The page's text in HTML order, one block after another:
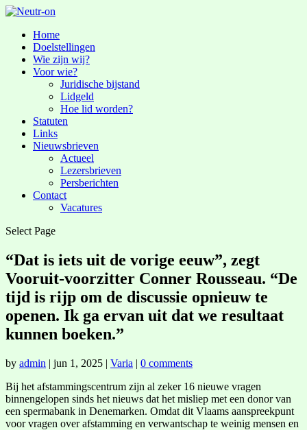
Home
Doelstellingen
Wie zijn wij?
Voor wie?
Juridische bijstand
Lidgeld
Hoe lid worden?
Statuten
Links
Nieuwsbrieven
Actueel
Lezersbrieven
Persberichten
Contact
Vacatures
Select Page
“Dat is iets uit de vorige eeuw”, zegt
Vooruit-voorzitter Conner Rousseau. “De
tijd is rijp om de discussie opnieuw te
openen. Ik ga ervan uit dat we resultaat
kunnen boeken.”
by admin | jun 1, 2025 | Varia | 0 comments
Bij het afstammingscentrum zijn al zeker 16 nieuwe vragen
binnengelopen sinds het nieuws dat het misliep met een donor van
een spermabank in Denemarken. Omdat dit Vlaams aanspreekpunt
voor vragen over afstamming en verwantschap te weinig mensen en